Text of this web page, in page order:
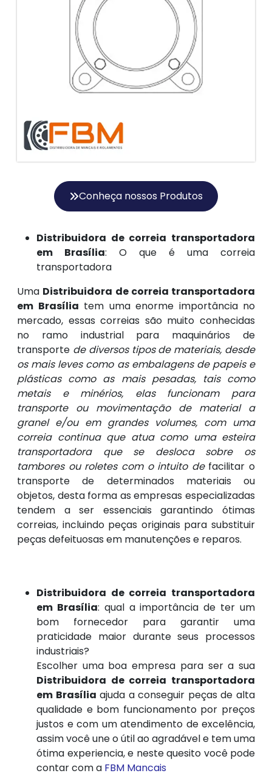
Distribuidora de correia transportadora
em Brasília: O que é uma correia
transportadora
Uma Distribuidora de correia transportadora
em Brasília tem uma enorme importância no
mercado, essas correias são muito conhecidas
no ramo industrial para maquinários de
transporte de diversos tipos de materiais, desde
os mais leves como as embalagens de papeis e
plásticas como as mais pesadas, tais como
metais e minérios, elas funcionam para
transporte ou movimentação de material a
granel e/ou em grandes volumes, com uma
correia continua que atua como uma esteira
transportadora que se desloca sobre os
tambores ou roletes com o intuito de facilitar o
transporte de determinados materiais ou
objetos, desta forma as empresas especializadas
tendem a ser essenciais garantindo ótimas
correias, incluindo peças originais para substituir
peças defeituosas em manutenções e reparos.
Conheça nossos Produtos
Distribuidora de correia transportadora
em Brasília: qual a importância de ter um
bom fornecedor para garantir uma
praticidade maior durante seus processos
industriais?
Escolher uma boa empresa para ser a sua
Distribuidora de correia transportadora
em Brasília ajuda a conseguir peças de alta
qualidade e bom funcionamento por preços
justos e com um atendimento de excelência,
assim você une o útil ao agradável e tem uma
ótima experiencia, e neste quesito você pode
contar com a FBM Mancais